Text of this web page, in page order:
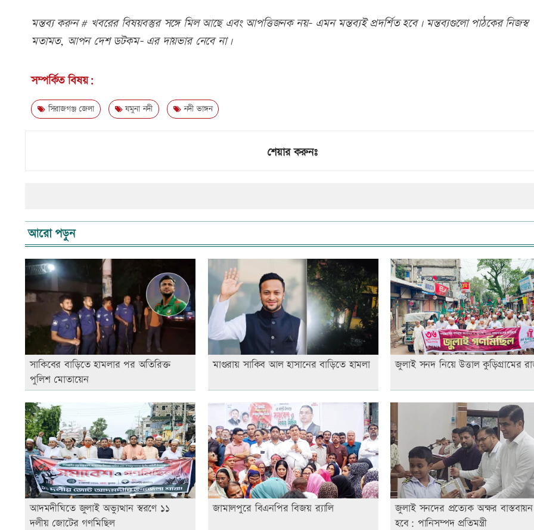
মন্তব্য করুন # খবরের বিষয়বস্তুর সঙ্গে মিল আছে এবং আপত্তিজনক নয়- এমন মন্তব্যই প্রদর্শিত হবে। মন্তব্যগুলো পাঠকের নিজস্ব
মতামত, আপন দেশ ডটকম- এর দায়ভার নেবে না।
সম্পর্কিত বিষয়:
সিরাজগঞ্জ জেলা যমুনা নদী নদী ভাঙ্গন
শেয়ার করুনঃ
আরো পড়ুন
সাকিবের বাড়িতে হামলার পর অতিরিক্ত
পুলিশ মোতায়েন
মাগুরায় সাকিব আল হাসানের বাড়িতে হামলা জুলাই সনদ নিয়ে উত্তাল কুড়িগ্রামের
আদমদীঘিতে জুলাই অভ্যুত্থান স্বরণে ১১
দলীয় জোটের গণমিছিল
জামালপুরে বিএনপির বিজয় র‍্যালি
জুলাই সনদের প্রত্যেক অক্ষর
হবে: পানিসম্পদ প্রতিমন্ত্রী